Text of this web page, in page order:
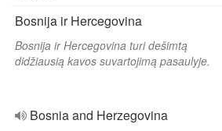
Bosnija ir Hercegovina
Bosnija ir Hercegovina turi dešimtą
didžiausią kavos suvartojimą pasaulyje.
Bosnia and Herzegovina